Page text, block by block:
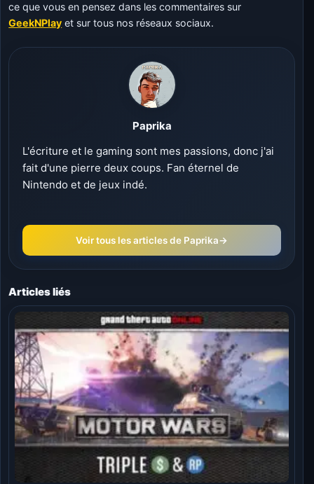
ce que vous en pensez dans les commentaires sur
GeekNPlay et sur tous nos réseaux sociaux.
Paprika
L'écriture et le gaming sont mes passions, donc j'ai
fait d'une pierre deux coups. Fan éternel de
Nintendo et de jeux indé.
Voir tous les articles de Paprika→
Articles liés